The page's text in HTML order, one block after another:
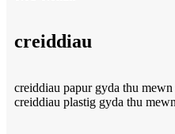
creiddiau
creiddiau papur gyda thu
creiddiau plastig gyda thu